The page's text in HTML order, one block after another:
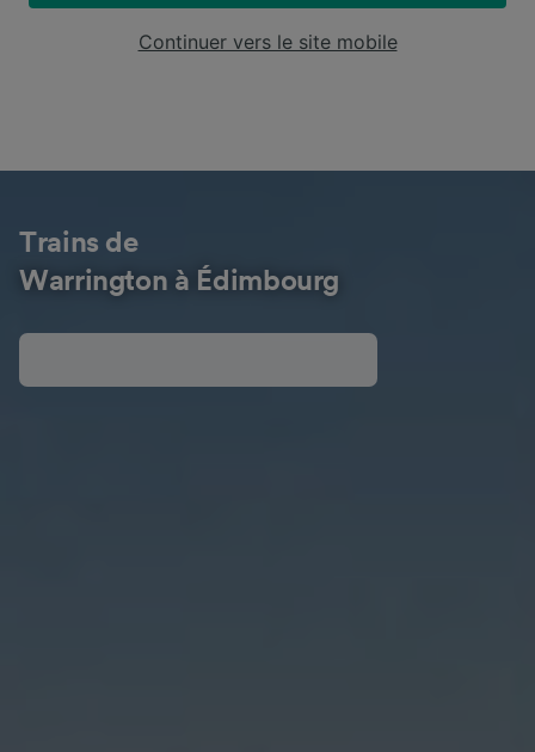
Continuer vers le site mobile
Trains de
Warrington à Édimbourg